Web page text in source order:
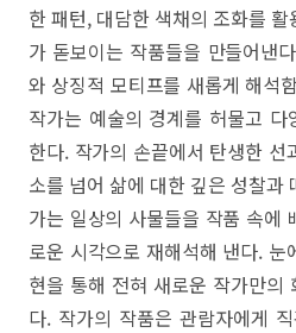
한 패턴, 대담한 색채의 조화를
가 돋보이는 작품들을 만들어낸
와 상징적 모티프를 새롭게 해석
작가는 예술의 경계를 허물고
한다. 작가의 손끝에서 탄생한
소를 넘어 삶에 대한 깊은 성찰과
가는 일상의 사물들을 작품 속에
로운 시각으로 재해석해 낸다.
현을 통해 전혀 새로운 작가만의
다. 작가의 작품은 관람자에게